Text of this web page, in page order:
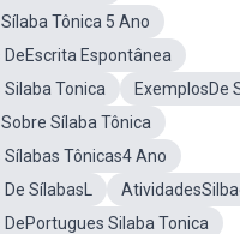
Tônica 5 Ano
Espontânea
Tonica
ExemplosDe
Sílaba Tônica
Tônicas4 Ano
SílabasL
Silaba Tonica